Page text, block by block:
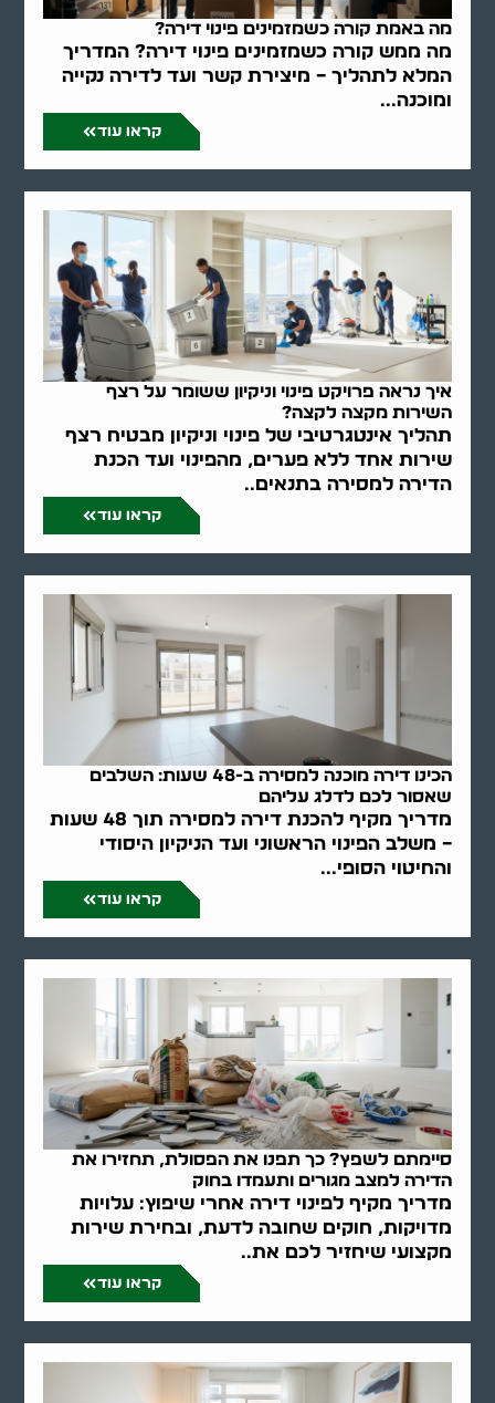
מה באמת קורה כשמזמינים פינוי דירה?
מה ממש קורה כשמזמינים פינוי דירה? המדריך
המלא לתהליך – מיצירת קשר ועד לדירה נקייה
ומוכנה...
קראו עוד
איך נראה פרויקט פינוי וניקיון ששומר על רצף
השירות מקצה לקצה?
תהליך אינטגרטיבי של פינוי וניקיון מבטיח רצף
שירות אחד ללא פערים, מהפינוי ועד הכנת
הדירה למסירה בתנאים..
קראו עוד
הכינו דירה מוכנה למסירה ב-48 שעות: השלבים
שאסור לכם לדלג עליהם
מדריך מקיף להכנת דירה למסירה תוך 48 שעות
– משלב הפינוי הראשוני ועד הניקיון היסודי
והחיטוי הסופי...
קראו עוד
סיימתם לשפץ? כך תפנו את הפסולת, תחזירו את
הדירה למצב מגורים ותעמדו בחוק
מדריך מקיף לפינוי דירה אחרי שיפוץ: עלויות
מדויקות, חוקים שחובה לדעת, ובחירת שירות
מקצועי שיחזיר לכם את..
קראו עוד